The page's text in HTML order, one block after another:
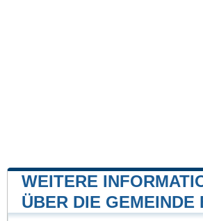
WEITERE
ÜBER DIE GEMEINDE